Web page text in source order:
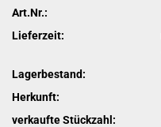
Art.Nr.:
Lieferzeit:
Lagerbestand:
Herkunft:
verkaufte Stückzahl: